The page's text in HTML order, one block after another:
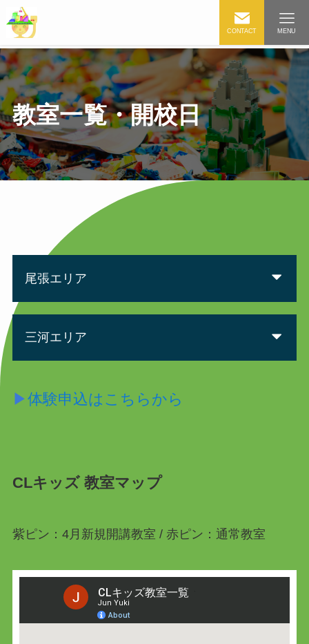
CONTACT MENU
教室一覧・開校日
尾張エリア
三河エリア
▶体験申込はこちらから
CLキッズ 教室マップ
紫ピン：4月新規開講教室 / 赤ピン：通常教室